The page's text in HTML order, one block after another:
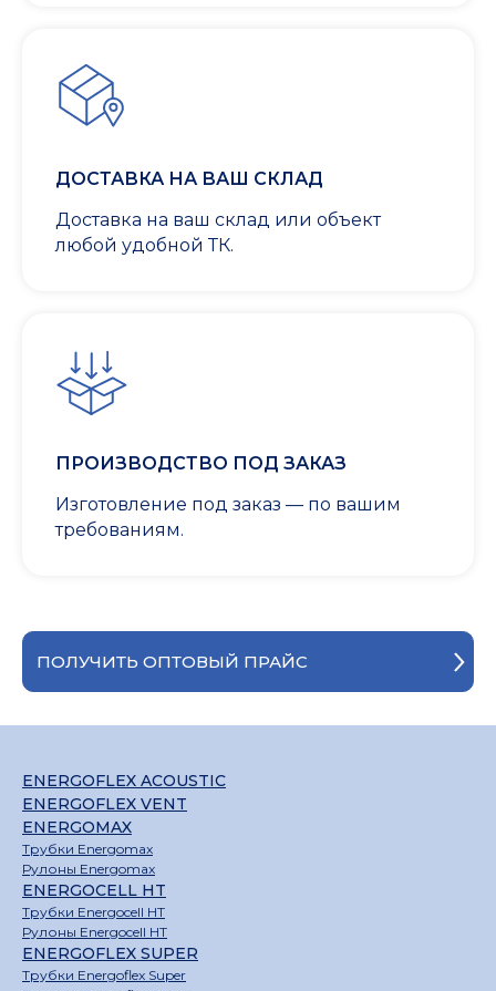
ДОСТАВКА НА ВАШ СКЛАД
Доставка на ваш склад или объект
любой удобной ТК.
ПРОИЗВОДСТВО ПОД ЗАКАЗ
Изготовление под заказ — по вашим
требованиям.
ПОЛУЧИТЬ ОПТОВЫЙ ПРАЙС
ENERGOFLEX ACOUSTIC
ENERGOFLEX VENT
ENERGOMAX
Трубки Energomax
Рулоны Energomax
ENERGOCELL HT
Трубки Energocell HT
Рулоны Energocell HT
ENERGOFLEX SUPER
Трубки Energoflex Super